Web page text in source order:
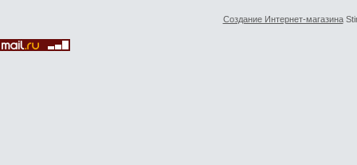
Создание Интернет-магазина